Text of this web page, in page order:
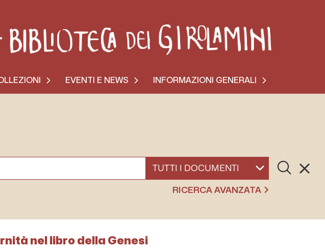
EVENTI E NEWS INFORMAZIONI GENERALI
SELEZIONA UN DOCUMENTO
Cerca
RICERCA AVANZATA
nel libro della Genesi